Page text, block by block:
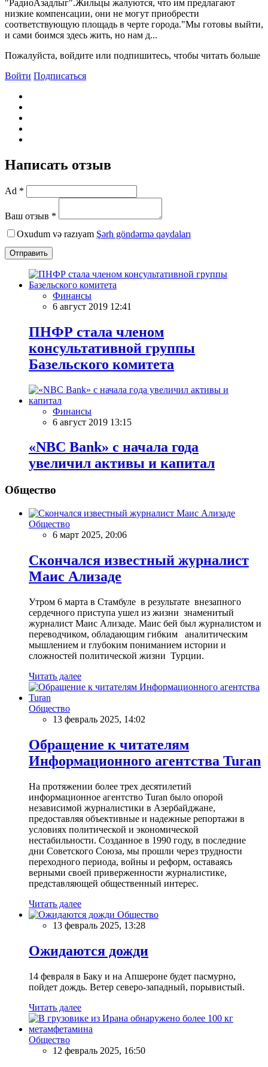
"РадиоАзадлыг".Жильцы жалуются, что им предлагают
низкие компенсации, они не могут приобрести
соответствующую площадь в черте города."Мы готовы выйти,
и сами боимся здесь жить, но нам д...
Пожалуйста, войдите или подпишитесь, чтобы читать больше
Войти Подписаться
Написать отзыв
Ad *
Ваш отзыв *
Oxudum və razıyam Şərh göndərmə qaydaları
Отправить
Финансы
6 август 2019 12:41
ПНФР стала членом
консультативной группы
Базельского комитета
Финансы
6 август 2019 13:15
«NBC Bank» с начала года
увеличил активы и капитал
Общество
Общество
6 март 2025, 20:06
Скончался известный журналист
Маис Ализаде
Утром 6 марта в Стамбуле в результате внезапного
сердечного приступа ушел из жизни знаменитый
журналист Маис Ализаде. Маис бей был журналистом и
переводчиком, обладающим гибким аналитическим
мышлением и глубоким пониманием истории и
сложностей политической жизни Турции.
Читать далее
Общество
13 февраль 2025, 14:02
Обращение к читателям
Информационного агентства Turan
На протяжении более трех десятилетий
информационное агентство Turan было опорой
независимой журналистики в Азербайджане,
предоставляя объективные и надежные репортажи в
условиях политической и экономической
нестабильности. Созданное в 1990 году, в последние
дни Советского Союза, мы прошли через трудности
переходного периода, войны и реформ, оставаясь
верными своей приверженности журналистике,
представляющей общественный интерес.
Читать далее
Общество
13 февраль 2025, 13:28
Ожидаются дожди
14 февраля в Баку и на Апшероне будет пасмурно,
пойдет дождь. Ветер северо-западный, порывистый.
Читать далее
Общество
12 февраль 2025, 16:50